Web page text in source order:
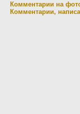
Комментарии на
Комментарии,